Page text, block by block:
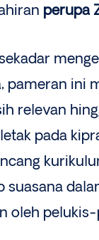
perupa
pameran ini
relevan
pada
suasana
oleh pelukis-